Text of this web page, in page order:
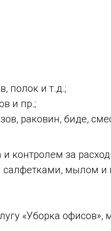
полок и т.д.;
и пр.;
раковин, биде,
контролем за
мылом и
«Уборка